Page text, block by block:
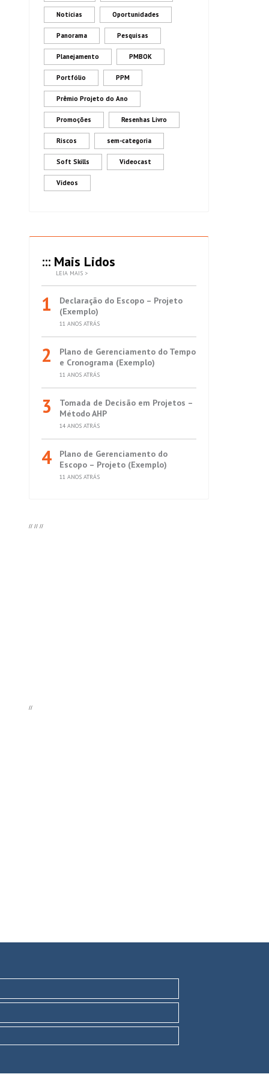
Notícias Oportunidades
Panorama Pesquisas
Planejamento PMBOK
Portfólio PPM
Prêmio Projeto do Ano
Promoções Resenhas Livro
Riscos sem-categoria
Soft Skills Videocast
Vídeos
::: Mais Lidos
LEIA MAIS >
1
Declaração do Escopo – Projeto
(Exemplo)
11 ANOS ATRÁS
2
Plano de Gerenciamento do Tempo
e Cronograma (Exemplo)
11 ANOS ATRÁS
3
Tomada de Decisão em Projetos –
Método AHP
14 ANOS ATRÁS
4
Plano de Gerenciamento do
Escopo – Projeto (Exemplo)
11 ANOS ATRÁS
// // //
//